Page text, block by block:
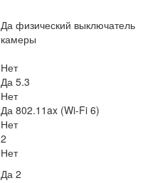
Да физический выключатель
камеры
Нет
Да 5.3
Нет
Да 802.11ax (Wi-Fi 6)
Нет
2
Нет
Да 2